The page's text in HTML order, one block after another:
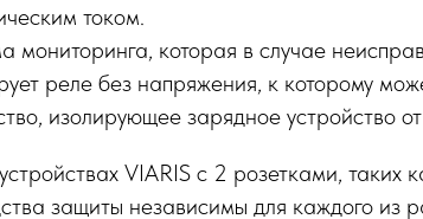
током.
мониторинга, которая в случае
реле без напряжения, к которому
изолирующее зарядное устройство
VIARIS с 2 розетками, таких
защиты независимы для каждого из